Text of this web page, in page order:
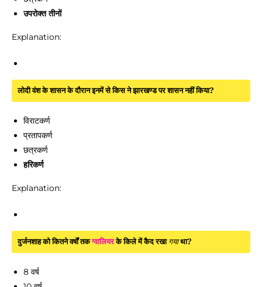
उपरोक्त तीनों
Explanation:
लोदी वंश के शासन के दौरान इनमें से किस ने झारखण्ड पर शासन नहीं किया?
विराटकर्ण
प्रतापकर्ण
छत्रकर्ण
हरिकर्ण
Explanation:
दुर्जनशाह को कितने वर्षों तकग्वालियरके किले में कैद रखा गयाथा?
8 वर्ष